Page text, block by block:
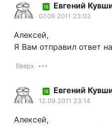
18 Евгений
07.09.2011 23:03
Алексей,
Я Вам отправил ответ
Вверх
18 Евгений
12.09.2011 23:14
Алексей,